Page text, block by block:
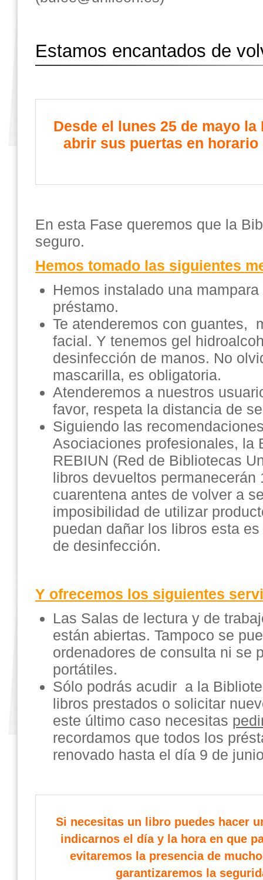
Estamos encantados de
Desde el lunes 25 de mayo
abrir sus puertas en horario
En esta Fase queremos que la
seguro.
Hemos tomado las siguientes
Hemos instalado una
préstamo.
Te atenderemos con guantes,
facial. Y tenemos gel
desinfección de manos. No
mascarilla, es obligatoria.
Atenderemos a nuestros
favor, respeta la distancia de
Siguiendo las
Asociaciones profesionales, la
REBIUN (Red de Bibliotecas
libros devueltos permanecerán
cuarentena antes de volver a
imposibilidad de utilizar
puedan dañar los libros esta
de desinfección.
Y ofrecemos los siguientes
Las Salas de lectura y de
están abiertas. Tampoco se
ordenadores de consulta ni se
portátiles.
Sólo podrás acudir a la
libros prestados o solicitar
este último caso necesitas
recordamos que todos los
renovado hasta el día 9 de
Si necesitas un libro puedes hacer
indicarnos el día y la hora en que
evitaremos la presencia de
garantizaremos la